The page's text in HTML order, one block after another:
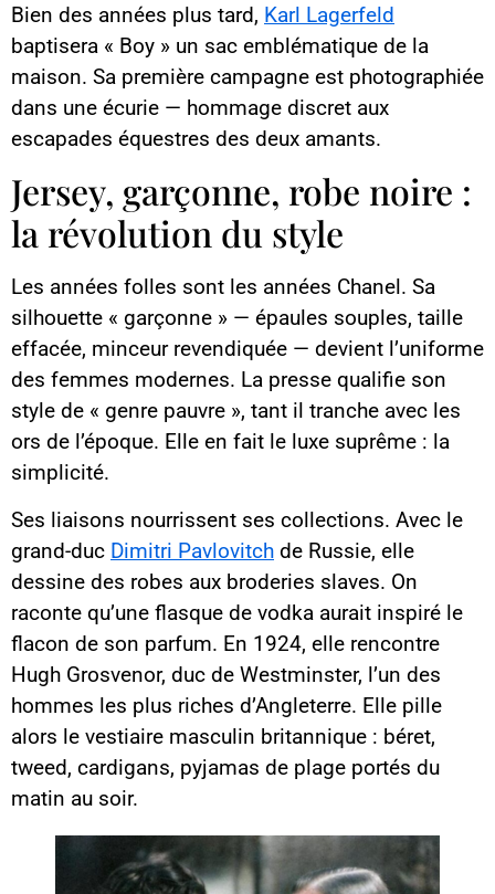
Bien des années plus tard, Karl Lagerfeld
baptisera « Boy » un sac emblématique de la
maison. Sa première campagne est photographiée
dans une écurie — hommage discret aux
escapades équestres des deux amants.
Jersey, garçonne, robe noire :
la révolution du style
Les années folles sont les années Chanel. Sa
silhouette « garçonne » — épaules souples, taille
effacée, minceur revendiquée — devient l’uniforme
des femmes modernes. La presse qualifie son
style de « genre pauvre », tant il tranche avec les
ors de l’époque. Elle en fait le luxe suprême : la
simplicité.
Ses liaisons nourrissent ses collections. Avec le
grand-duc Dimitri Pavlovitch de Russie, elle
dessine des robes aux broderies slaves. On
raconte qu’une flasque de vodka aurait inspiré le
flacon de son parfum. En 1924, elle rencontre
Hugh Grosvenor, duc de Westminster, l’un des
hommes les plus riches d’Angleterre. Elle pille
alors le vestiaire masculin britannique : béret,
tweed, cardigans, pyjamas de plage portés du
matin au soir.